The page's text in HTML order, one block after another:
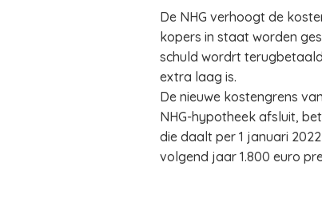
De NHG verhoogt de
kopers in staat worden
schuld wordrt
extra laag is.
De nieuwe kostengrens
NHG-hypotheek afsluit,
die daalt per 1 januari
volgend jaar 1.800 euro